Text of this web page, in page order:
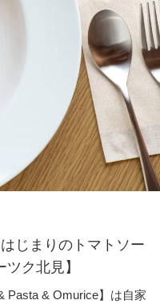
じまりのトマトソー
ク北見】
Pasta & Omurice】は自家